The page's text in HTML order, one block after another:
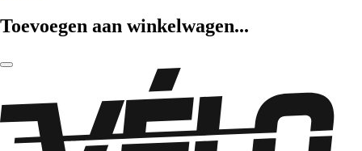
Toevoegen aan winkelwagen...